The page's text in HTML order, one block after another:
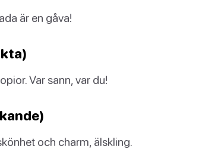
är en gåva!
Var sann, var du!
och charm, älskling.